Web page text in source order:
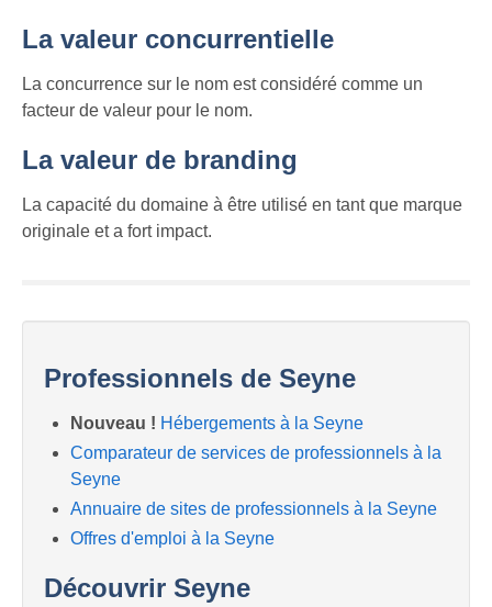
La valeur concurrentielle
La concurrence sur le nom est considéré comme un
facteur de valeur pour le nom.
La valeur de branding
La capacité du domaine à être utilisé en tant que marque
originale et a fort impact.
Professionnels de Seyne
Nouveau ! Hébergements à la Seyne
Comparateur de services de professionnels à la
Seyne
Annuaire de sites de professionnels à la Seyne
Offres d'emploi à la Seyne
Découvrir Seyne